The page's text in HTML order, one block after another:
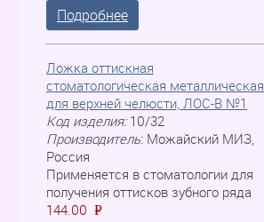
Подробнее
Ложка оттискная
стоматологическая металлическая
для верхней челюсти, ЛOC-B №1
Код изделия: 10/32
Производитель: Можайский МИЗ,
Россия
Применяется в стоматологии для
получения оттисков зубного ряда
144.00
=
P